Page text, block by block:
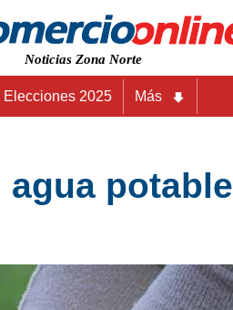
Noticias Zona Norte
Elecciones 2025 Más